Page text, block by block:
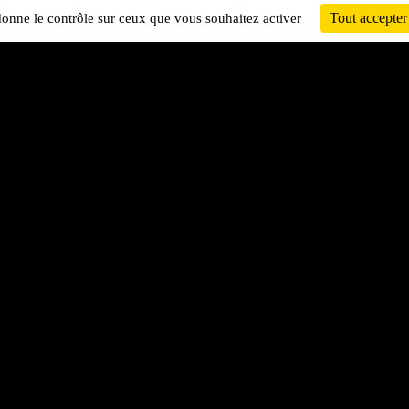
le contrôle sur ceux que vous souhaitez activer Tout accepter